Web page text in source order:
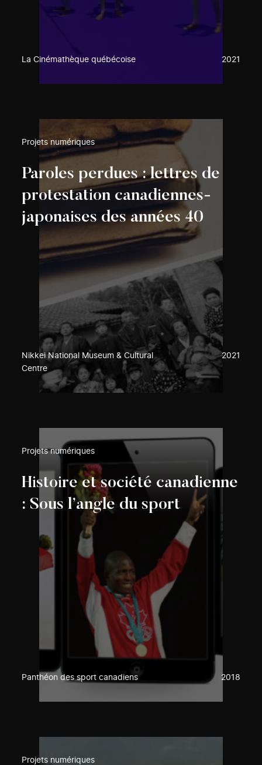
La Cinémathèque québécoise 2021
Projets numériques
Paroles perdues : lettres de
protestation canadiennes-
japonaises des années 40
Nikkei National Museum & Cultural
Centre
2021
Projets numériques
Histoire et société canadienne
: Sous l’angle du sport
Panthéon des sport canadiens 2018
Projets numériques